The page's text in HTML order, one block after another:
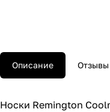
Описание Отзывы
Носки Remington